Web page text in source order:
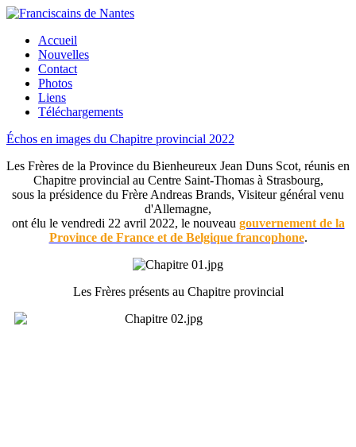
Accueil
Nouvelles
Contact
Photos
Liens
Téléchargements
Échos en images du Chapitre provincial 2022
Les Frères de la Province du Bienheureux Jean Duns Scot, réunis en
Chapitre provincial au Centre Saint-Thomas à Strasbourg,
sous la présidence du Frère Andreas Brands, Visiteur général venu
d'Allemagne,
ont élu le vendredi 22 avril 2022, le nouveau gouvernement de la
Province de France et de Belgique francophone.
Les Frères présents au Chapitre provincial